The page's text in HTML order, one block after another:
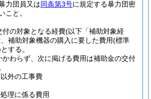
力団員又は同条第3号に規定する暴力団密
こと。
付の対象となる経費(以下「補助対象経
、補助対象機器の購入に要した費用(標準
とする。
かわらず、次に掲げる費用は補助金の交付
外の工事費
理に係る費用